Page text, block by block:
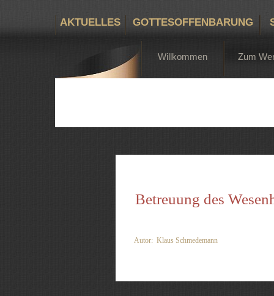
AKTUELLES GOTTESOFFENBARUNG
Willkommen Zum
Betreuung des
Autor: Klaus Schmedemann